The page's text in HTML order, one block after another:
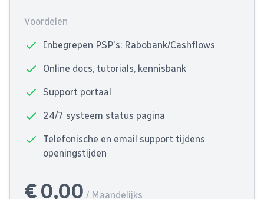
Voordelen
Inbegrepen PSP's: Rabobank/Cashflows
Online docs, tutorials, kennisbank
Support portaal
24/7 systeem status pagina
Telefonische en email support tijdens
openingstijden
€ 0,00 / Maandelijks